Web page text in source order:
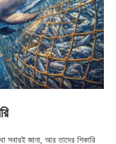
সবারই জানা, আর তাদের শিকারি